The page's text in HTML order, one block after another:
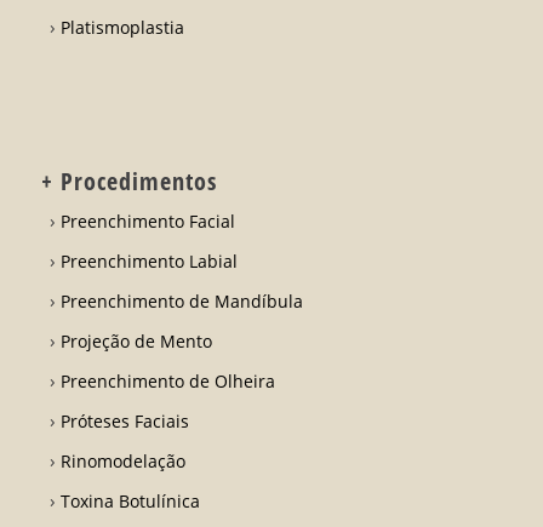
Platismoplastia
+ Procedimentos
Preenchimento Facial
Preenchimento Labial
Preenchimento de Mandíbula
Projeção de Mento
Preenchimento de Olheira
Próteses Faciais
Rinomodelação
Toxina Botulínica